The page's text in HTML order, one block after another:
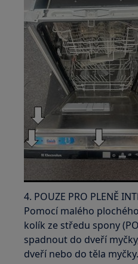
4. POUZE PRO PLENĚ
Pomocí malého
kolík ze středu spony
spadnout do dveří
dveří nebo do těla myčky.